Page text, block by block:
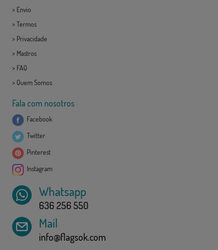
> Envio
> Termos
> Privacidade
> Mastros
> FAQ
> Quem Somos
Fala com nosotros
Facebook
Twitter
Pinterest
Instagram
Whatsapp
636 256 550
Mail
info@flagsok.com